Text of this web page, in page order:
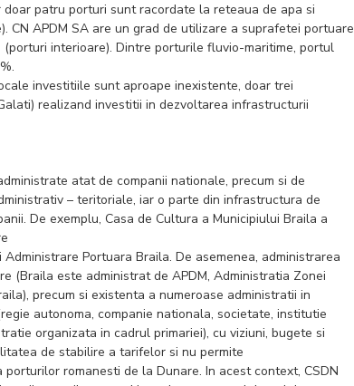
patru porturi sunt racordate la reteaua de apa si
CN APDM SA are un grad de utilizare a suprafetei portuare
interioare). Dintre porturile fluvio-maritime, portul
investitiile sunt aproape inexistente, doar trei
realizand investitii in dezvoltarea infrastructurii
atat de companii nationale, precum si de
– teritoriale, iar o parte din infrastructura de
De exemplu, Casa de Cultura a Municipiului Braila a
Portuara Braila. De asemenea, administrarea
(Braila este administrat de APDM, Administratia Zonei
precum si existenta a numeroase administratii in
autonoma, companie nationala, societate, institutie
organizata in cadrul primariei), cu viziuni, bugete si
de stabilire a tarifelor si nu permite
romanesti de la Dunare. In acest context, CSDN